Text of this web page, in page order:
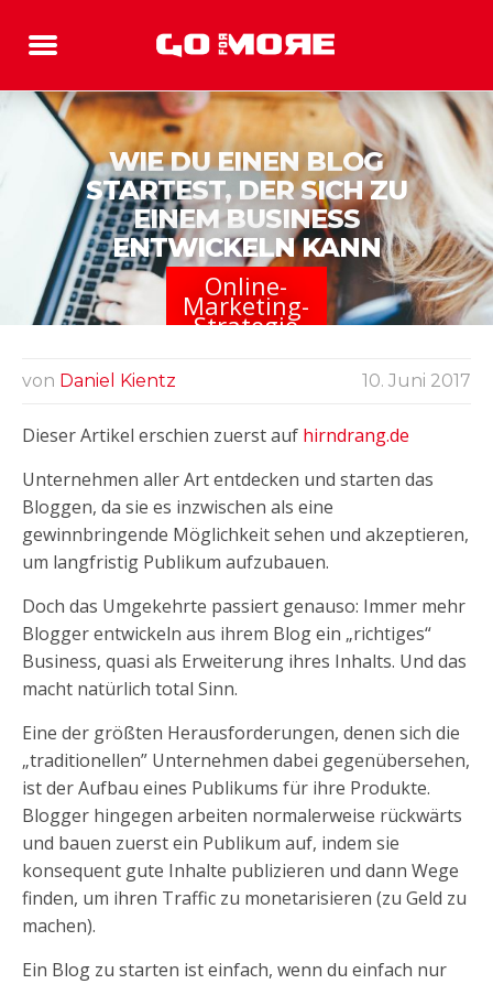
WIE DU EINEN BLOG
STARTEST, DER SICH ZU
EINEM BUSINESS
ENTWICKELN KANN
Online-
Marketing-
Strategie
von Daniel Kientz 10. Juni 2017
Dieser Artikel erschien zuerst auf hirndrang.de
Unternehmen aller Art entdecken und starten das
Bloggen, da sie es inzwischen als eine
gewinnbringende Möglichkeit sehen und akzeptieren,
um langfristig Publikum aufzubauen.
Doch das Umgekehrte passiert genauso: Immer mehr
Blogger entwickeln aus ihrem Blog ein „richtiges“
Business, quasi als Erweiterung ihres Inhalts. Und das
macht natürlich total Sinn.
Eine der größten Herausforderungen, denen sich die
„traditionellen” Unternehmen dabei gegenübersehen,
ist der Aufbau eines Publikums für ihre Produkte.
Blogger hingegen arbeiten normalerweise rückwärts
und bauen zuerst ein Publikum auf, indem sie
konsequent gute Inhalte publizieren und dann Wege
finden, um ihren Traffic zu monetarisieren (zu Geld zu
machen).
Ein Blog zu starten ist einfach, wenn du einfach nur